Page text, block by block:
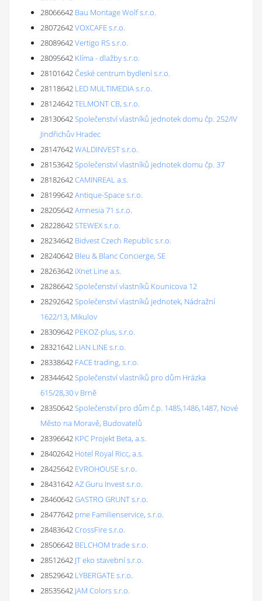
28066642 Bau Montage Wolf s.r.o.
28072642VOXCAFE s.r.o.
28089642Vertigo RS s.r.o.
28095642 Klíma - dlažby s.r.o.
28101642České centrum bydlení s.r.o.
28118642 LED MULTIMEDIA s.r.o.
28124642TELMONT CB, s.r.o.
28130642Společenství vlastníků jednotek domu čp. 252/IV
Jindřichův Hradec
28147642WALDINVEST s.r.o.
28153642Společenství vlastníků jednotek domu čp. 37
28182642CAMINREAL a.s.
28199642Antique-Space s.r.o.
28205642Amnesia 71 s.r.o.
28228642STEWEX s.r.o.
28234642 Bidvest Czech Republic s.r.o.
28240642 Bleu & Blanc Concierge, SE
28263642 iXnet Line a.s.
28286642Společenství vlastníků Kounicova 12
28292642Společenství vlastníků jednotek, Nádražní
1622/13, Mikulov
28309642 PEKOZ-plus, s.r.o.
28321642 LIAN LINE s.r.o.
28338642 FACE trading, s.r.o.
28344642Společenství vlastníků pro dům Hrázka
615/28,30 v Brně
28350642Společenství pro dům č.p. 1485,1486,1487, Nové
Město na Moravě, Budovatelů
28396642 KPC Projekt Beta, a.s.
28402642 Hotel Royal Ricc, a.s.
28425642 EVROHOUSE s.r.o.
28431642AZ Guru Invest s.r.o.
28460642GASTRO GRUNT s.r.o.
28477642 pme Familienservice, s.r.o.
28483642CrossFire s.r.o.
28506642 BELCHOM trade s.r.o.
28512642 JT eko stavební s.r.o.
28529642 LYBERGATE s.r.o.
28535642 JAM Colors s.r.o.